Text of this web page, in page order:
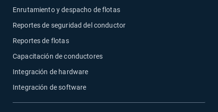
Enrutamiento y despacho de flotas
Reportes de seguridad del conductor
Reportes de flotas
Capacitación de conductores
Integración de hardware
Integración de software